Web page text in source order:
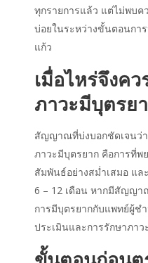
ทุกรายการแล้ว แต่ไม่พบ
บ่อยในระหว่างขั้นตอนกา
แก้ว
เมื่อไหร่จึงค
ภาวะมีบุตรย
สัญญาณที่บ่งบอกชัดเจนว่
ภาวะมีบุตรยาก คือการที่พ
สัมพันธ์อย่างสม่ำเสมอ แล
6 – 12 เดือน หากมีสัญญา
การมีบุตรยากกับแพทย์ผู้ช
ประเมินและการรักษาภา